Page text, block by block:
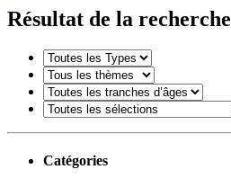
Résultat de la recherche
Catégories